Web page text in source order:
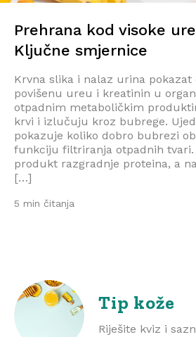
Prehrana kod visoke
Ključne smjernice
Krvna slika i nalaz urina
povišenu ureu i kreatinin u
otpadnim metaboličkim
krvi i izlučuju kroz bubrege.
pokazuje koliko dobro bubrezi
funkciju filtriranja otpadnih
produkt razgradnje proteina, a
[…]
5 min čitanja
Tip kože
Riješite kviz i